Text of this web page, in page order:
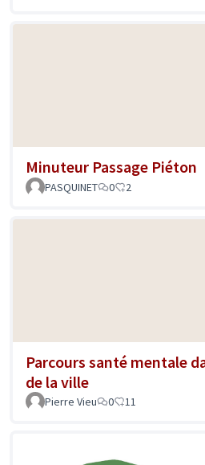
Minuteur Passage Piéton
PASQUINET
0 2
Parcours santé mentale
de la ville
Pierre Vieu 0 11